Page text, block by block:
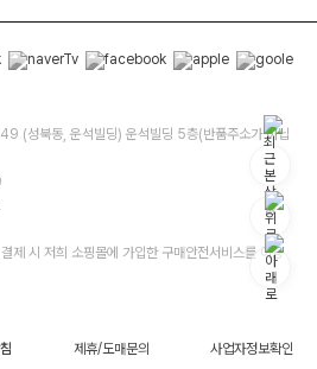
(성북동, 운석빌딩) 운석빌딩 5층(반품주소가 아닙
제 시 저희 소핑몰에 가입한 구매안전서비스를 이용
제휴/도매문의 사업자정보확인